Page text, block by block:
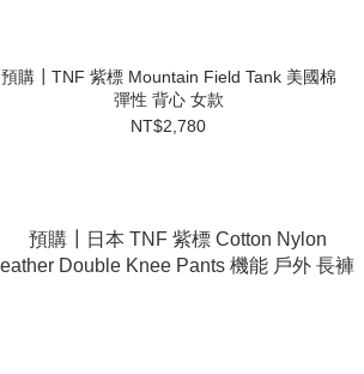
預購┃TNF 紫標 Mountain Field Tank 美國棉
彈性 背心 女款
NT$2,780